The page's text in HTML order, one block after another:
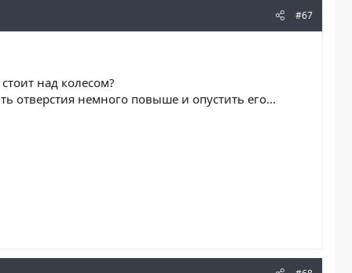
#67
над колесом?
отверстия немного повыше и опустить его...